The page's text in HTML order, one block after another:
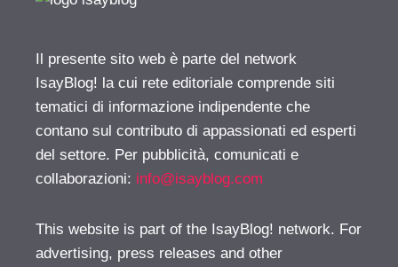
Il presente sito web è parte del network
IsayBlog! la cui rete editoriale comprende siti
tematici di informazione indipendente che
contano sul contributo di appassionati ed esperti
del settore. Per pubblicità, comunicati e
collaborazioni: info@isayblog.com
This website is part of the IsayBlog! network. For
advertising, press releases and other